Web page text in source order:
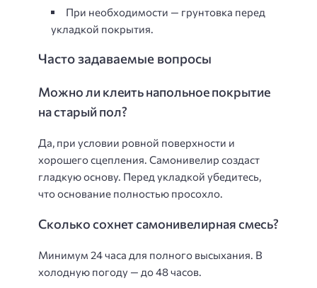
При необходимости — грунтовка перед
укладкой покрытия.
Часто задаваемые вопросы
Можно ли клеить напольное покрытие
на старый пол?
Да, при условии ровной поверхности и
хорошего сцепления. Самонивелир создаст
гладкую основу. Перед укладкой убедитесь,
что основание полностью просохло.
Сколько сохнет самонивелирная смесь?
Минимум 24 часа для полного высыхания. В
холодную погоду — до 48 часов.